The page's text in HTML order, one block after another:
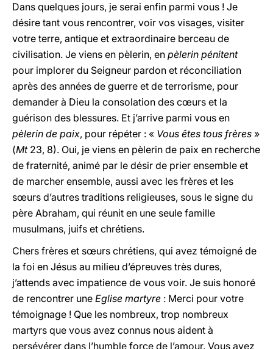
Dans quelques jours, je serai enfin parmi vous ! Je
désire tant vous rencontrer, voir vos visages, visiter
votre terre, antique et extraordinaire berceau de
civilisation. Je viens en pèlerin, en pèlerin pénitent
pour implorer du Seigneur pardon et réconciliation
après des années de guerre et de terrorisme, pour
demander à Dieu la consolation des cœurs et la
guérison des blessures. Et j’arrive parmi vous en
pèlerin de paix, pour répéter : « Vous êtes tous frères »
(Mt23, 8). Oui, je viens en pèlerin de paix en recherche
de fraternité, animé par le désir de prier ensemble et
de marcher ensemble, aussi avec les frères et les
sœurs d’autres traditions religieuses, sous le signe du
père Abraham, qui réunit en une seule famille
musulmans, juifs et chrétiens.
Chers frères et sœurs chrétiens, qui avez témoigné de
la foi en Jésus au milieu d’épreuves très dures,
j’attends avec impatience de vous voir. Je suis honoré
de rencontrer une Eglise martyre : Merci pour votre
témoignage ! Que les nombreux, trop nombreux
martyrs que vous avez connus nous aident à
persévérer dans l’humble force de l’amour. Vous avez